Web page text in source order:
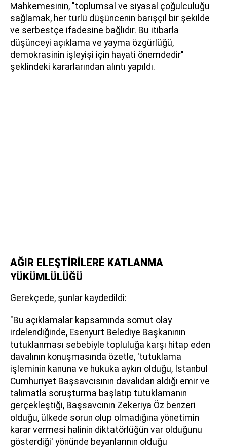
Mahkemesinin, "toplumsal ve siyasal çoğulculuğu
sağlamak, her türlü düşüncenin barışçıl bir şekilde
ve serbestçe ifadesine bağlıdır. Bu itibarla
düşünceyi açıklama ve yayma özgürlüğü,
demokrasinin işleyişi için hayati önemdedir"
şeklindeki kararlarından alıntı yapıldı.
AĞIR ELEŞTİRİLERE KATLANMA
YÜKÜMLÜLÜĞÜ
Gerekçede, şunlar kaydedildi:
"Bu açıklamalar kapsamında somut olay
irdelendiğinde, Esenyurt Belediye Başkanının
tutuklanması sebebiyle topluluğa karşı hitap eden
davalının konuşmasında özetle, 'tutuklama
işleminin kanuna ve hukuka aykırı olduğu, İstanbul
Cumhuriyet Başsavcısının davalıdan aldığı emir ve
talimatla soruşturma başlatıp tutuklamanın
gerçekleştiği, Başsavcının Zekeriya Öz benzeri
olduğu, ülkede sorun olup olmadığına yönetimin
karar vermesi halinin diktatörlüğün var olduğunu
gösterdiği' yönünde beyanlarının olduğu